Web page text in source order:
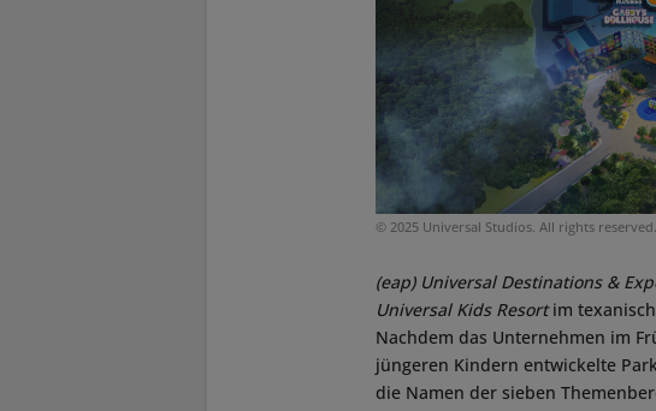
© 2025 Universal Studios. All rights reserved.
(eap) Universal Destinations &
Universal Kids Resortim
Nachdem das Unternehmen im
jüngeren Kindern entwickelte
die Namen der sieben